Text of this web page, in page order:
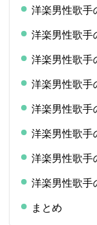
洋楽男性歌
洋楽男性歌
洋楽男性歌
洋楽男性歌
洋楽男性歌
洋楽男性歌
洋楽男性歌
洋楽男性歌
まとめ